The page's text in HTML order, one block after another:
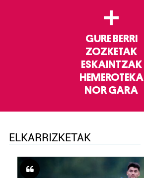
+
GURE BERRI
ZOZKETAK
ESKAINTZAK
HEMEROTEKA
NOR GARA
ELKARRIZKETAK